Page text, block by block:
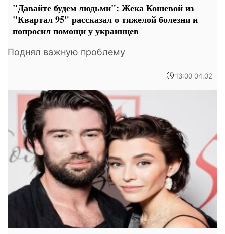
"Давайте будем людьми": Жека Кошевой из
"Квартал 95" рассказал о тяжелой болезни и
попросил помощи у украинцев
Поднял важную проблему
13:00 04.02